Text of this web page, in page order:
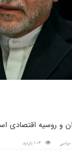
و روسیه اقتصادی
سیاسی 103 بازدید